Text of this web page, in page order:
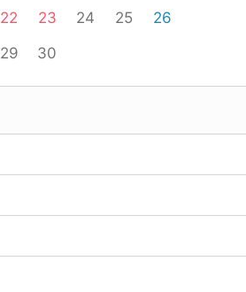
22 23 24 25
26
29 30